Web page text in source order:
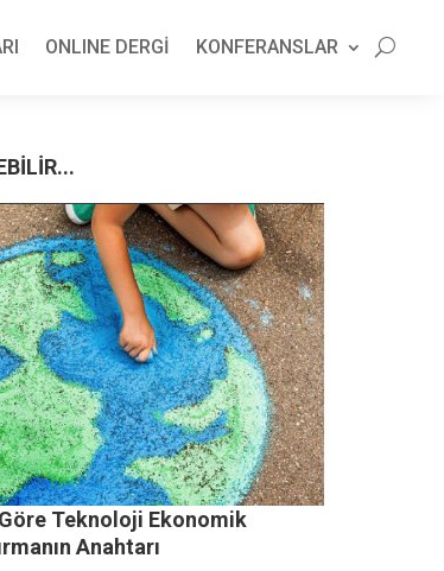
ONLINE DERGİ KONFERANSLAR
Göre Teknoloji Ekonomik
Anahtarı